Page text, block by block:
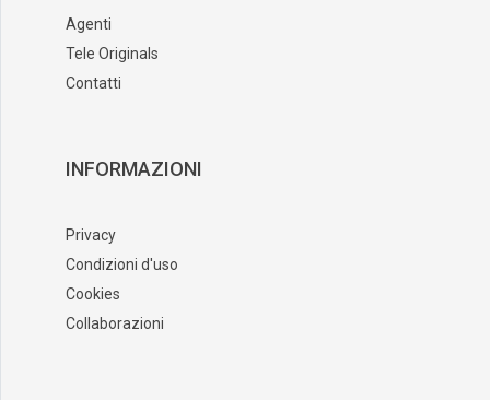
Agenti
Tele Originals
Contatti
INFORMAZIONI
Privacy
Condizioni d'uso
Cookies
Collaborazioni